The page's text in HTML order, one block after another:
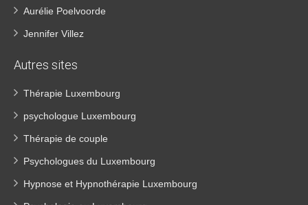
Aurélie Poelvoorde
Jennifer Villez
Autres sites
Thérapie Luxembourg
psychologue Luxembourg
Thérapie de couple
Psychologues du Luxembourg
Hypnose et Hypnothérapie Luxembourg